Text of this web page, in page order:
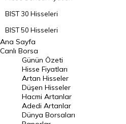
BIST 30 Hisseleri
BIST 50 Hisseleri
BIST 100 Hisseleri
En Çok Artan Hisseler
En Çok Düşen Hisseler
Hacmi Artanlar
Geçmiş Kapanışlar
Ana Sayfa
Canlı Borsa
Günün Özeti
Hisse Fiyatları
Artan Hisseler
Düşen Hisseler
Hacmi Artanlar
Adedi Artanlar
Dünya Borsaları